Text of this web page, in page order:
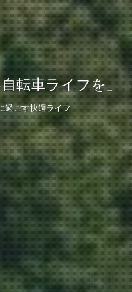
転車ライフを」
過ごす快適ライフ